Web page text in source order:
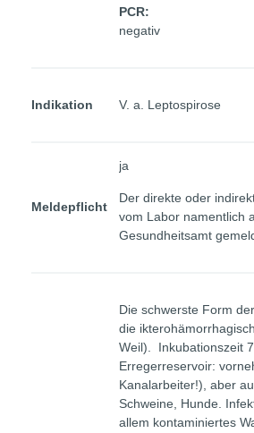
PCR:
negativ
Indikation V. a. Leptospirose
Meldepflicht
ja
Der direkte oder
vom Labor namentlich
Gesundheitsamt
Die schwerste Form
die
Weil). Inkubationszeit 7
Erregerreservoir:
Kanalarbeiter!), aber
Schweine, Hunde.
allem kontaminiertes